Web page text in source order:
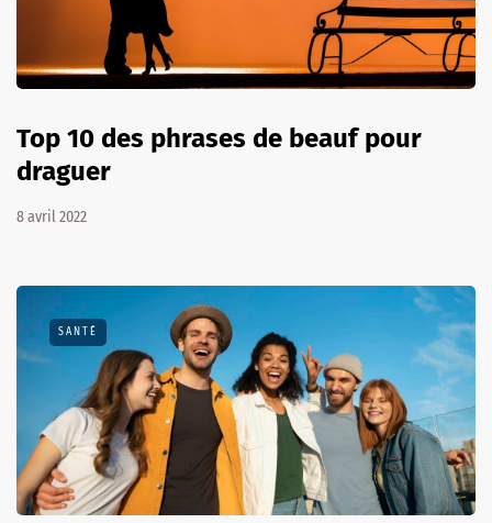
Top 10 des phrases de beauf pour
draguer
8 avril 2022
SANTÉ